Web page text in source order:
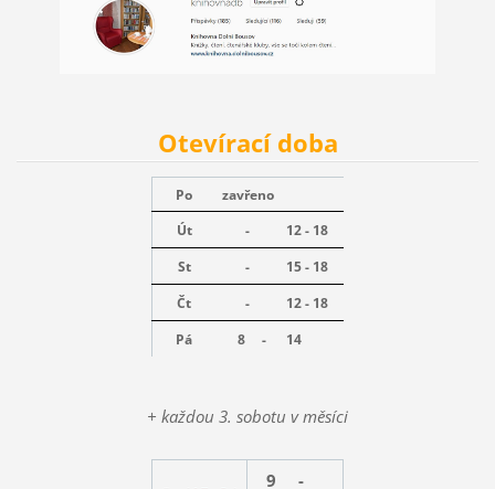
Otevírací doba
Po
zavřeno
Út
-
12 - 18
St
-
15 - 18
Čt
-
12 - 18
Pá
8 - 14
+ každou 3. sobotu v měsíci
9 -